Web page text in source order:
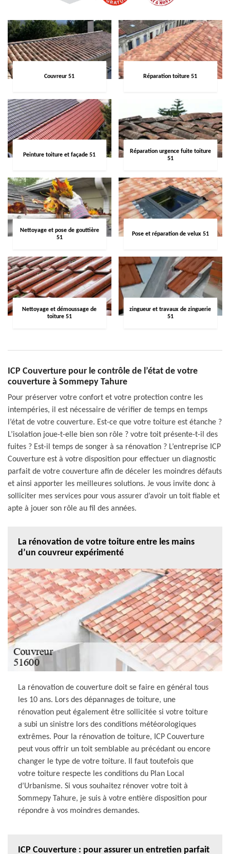
Couvreur 51 Réparation toiture 51
Peinture toiture et façade 51
Réparation urgence fuite toiture
51
Nettoyage et pose de gouttière
51
Pose et réparation de velux 51
Nettoyage et démoussage de
toiture 51
zingueur et travaux de zinguerie
51
ICP Couverture pour le contrôle de l’état de votre
couverture à Sommepy Tahure
Pour préserver votre confort et votre protection contre les
intempéries, il est nécessaire de vérifier de temps en temps
l’état de votre couverture. Est-ce que votre toiture est étanche ?
L’isolation joue-t-elle bien son rôle ? votre toit présente-t-il des
fuites ? Est-il temps de songer à sa rénovation ? L’entreprise ICP
Couverture est à votre disposition pour effectuer un diagnostic
parfait de votre couverture afin de déceler les moindres défauts
et ainsi apporter les meilleures solutions. Je vous invite donc à
solliciter mes services pour vous assurer d’avoir un toit fiable et
apte à jouer son rôle au fil des années.
La rénovation de votre toiture entre les mains
d’un couvreur expérimenté
La rénovation de couverture doit se faire en général tous
les 10 ans. Lors des dépannages de toiture, une
rénovation peut également être sollicitée si votre toiture
a subi un sinistre lors des conditions météorologiques
extrêmes. Pour la rénovation de toiture, ICP Couverture
peut vous offrir un toit semblable au précédant ou encore
changer le type de votre toiture. Il faut toutefois que
votre toiture respecte les conditions du Plan Local
d’Urbanisme. Si vous souhaitez rénover votre toit à
Sommepy Tahure, je suis à votre entière disposition pour
répondre à vos moindres demandes.
ICP Couverture : pour assurer un entretien parfait